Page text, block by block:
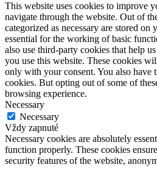
This website uses cookies to improve
navigate through the website. Out of
categorized as necessary are stored on
essential for the working of basic
also use third-party cookies that help
you use this website. These cookies
only with your consent. You also have
cookies. But opting out of some of
browsing experience.
Necessary
Necessary
Vždy zapnuté
Necessary cookies are absolutely
function properly. These cookies
security features of the website,